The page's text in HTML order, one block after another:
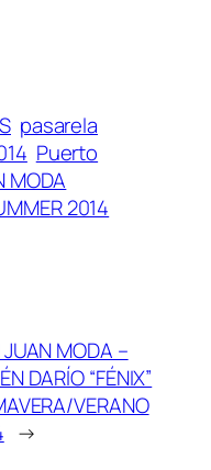
pasarela
Puerto
MODA
2014
MODA –
DARÍO “FÉNIX”
VERANO
→